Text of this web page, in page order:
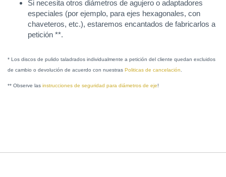
Si necesita otros diámetros de agujero o adaptadores
especiales (por ejemplo, para ejes hexagonales, con
chaveteros, etc.), estaremos encantados de fabricarlos a
petición **.
* Los discos de pulido taladrados individualmente a petición del cliente quedan excluidos
de cambio o devolución de acuerdo con nuestras Politicas de cancelación
** Observe las instrucciones de seguridad para diámetros de eje!